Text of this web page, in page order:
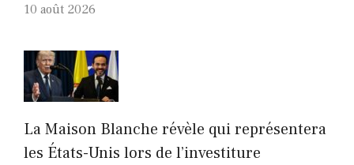
10 août 2026
La Maison Blanche révèle qui représentera
les États-Unis lors de l’investiture